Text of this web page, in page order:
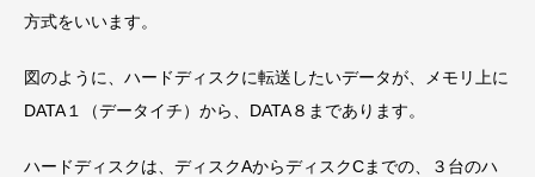
方式をいいます。
図のように、ハードディスクに転送したいデータが、メモリ上に
DATA１（データイチ）から、DATA８まであります。
ハードディスクは、ディスクAからディスクCまでの、３台のハ